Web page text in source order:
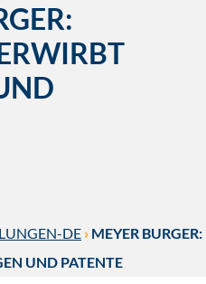
DE › MEYER BURGER:
UND PATENTE